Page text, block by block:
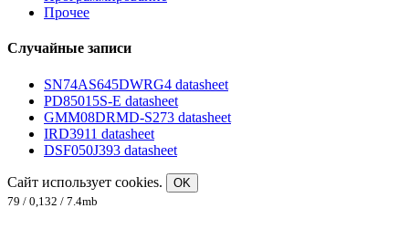
Прочее
Случайные записи
SN74AS645DWRG4 datasheet
PD85015S-E datasheet
GMM08DRMD-S273 datasheet
IRD3911 datasheet
DSF050J393 datasheet
Сайт использует cookies.
OK
79 / 0,132 / 7.4mb